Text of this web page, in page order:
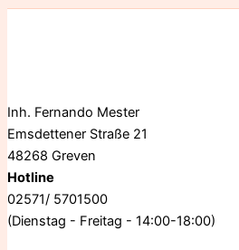
Inh. Fernando Mester
Emsdettener Straße 21
48268 Greven
Hotline
02571/ 5701500
(Dienstag - Freitag - 14:00-